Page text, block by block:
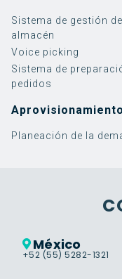
Sistema de gestión de
almacén
Voice picking
Sistema de
pedidos
Aprovisionamiento
Planeación de la
Control Tower
Warehouse Tasking
México
+52 (55) 5282-1321